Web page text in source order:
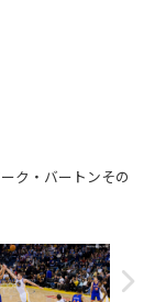
ク・バートンその